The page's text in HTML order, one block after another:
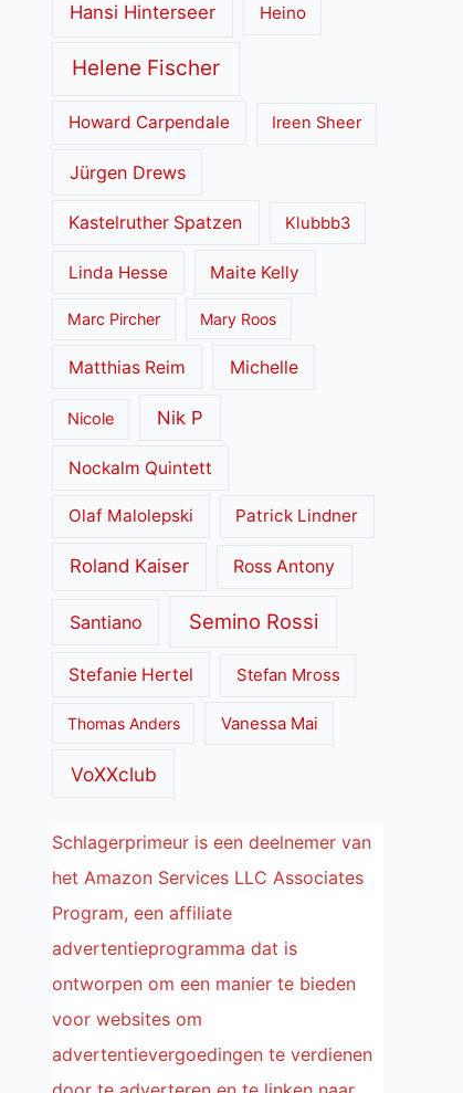
Hansi Hinterseer Heino
Helene Fischer
Howard Carpendale Ireen Sheer
Jürgen Drews
Kastelruther Spatzen Klubbb3
Linda Hesse Maite Kelly
Marc Pircher Mary Roos
Matthias Reim Michelle
Nicole Nik P
Nockalm Quintett
Olaf Malolepski Patrick Lindner
Roland Kaiser Ross Antony
Santiano Semino Rossi
Stefanie Hertel Stefan Mross
Thomas Anders Vanessa Mai
VoXXclub
Schlagerprimeur is een deelnemer van
het Amazon Services LLC Associates
Program, een affiliate
advertentieprogramma dat is
ontworpen om een manier te bieden
voor websites om
advertentievergoedingen te verdienen